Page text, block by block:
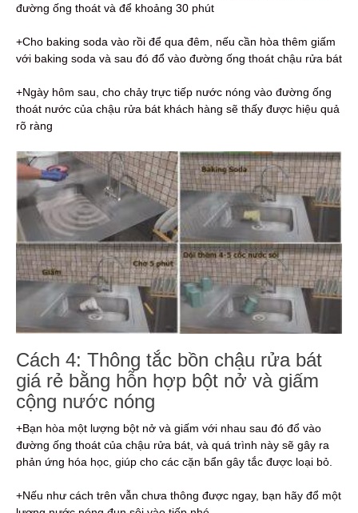
đường ống thoát và để khoảng 30 phút
+Cho baking soda vào rồi để qua đêm, nếu cần hòa thêm giấm
với baking soda và sau đó đổ vào đường ống thoát chậu rửa bát
+Ngày hôm sau, cho chảy trực tiếp nước nóng vào đường ống
thoát nước của chậu rửa bát khách hàng sẽ thấy được hiệu quả
rõ ràng
Cách 4: Thông tắc bồn chậu rửa bát
giá rẻ bằng hỗn hợp bột nở và giấm
cộng nước nóng
+Bạn hòa một lượng bột nở và giấm với nhau sau đó đổ vào
đường ống thoát của chậu rửa bát, và quá trình này sẽ gây ra
phản ứng hóa học, giúp cho các cặn bẩn gây tắc được loại bỏ.
+Nếu như cách trên vẫn chưa thông được ngay, bạn hãy đổ một